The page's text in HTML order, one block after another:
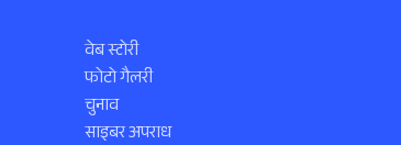
वेब स्टोरी
फोटो गैलरी
चुनाव
साइबर अपराध